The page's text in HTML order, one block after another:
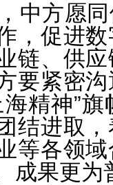
中方愿
，促进
链、供
要紧密
海精神”
结进取
等各领
成果更为